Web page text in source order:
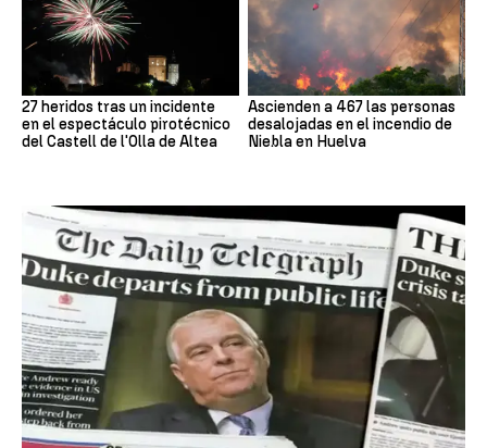
27 heridos tras un incidente
en el espectáculo pirotécnico
del Castell de l'Olla de Altea
Ascienden a 467 las personas
desalojadas en el incendio de
Niebla en Huelva
Efemérides